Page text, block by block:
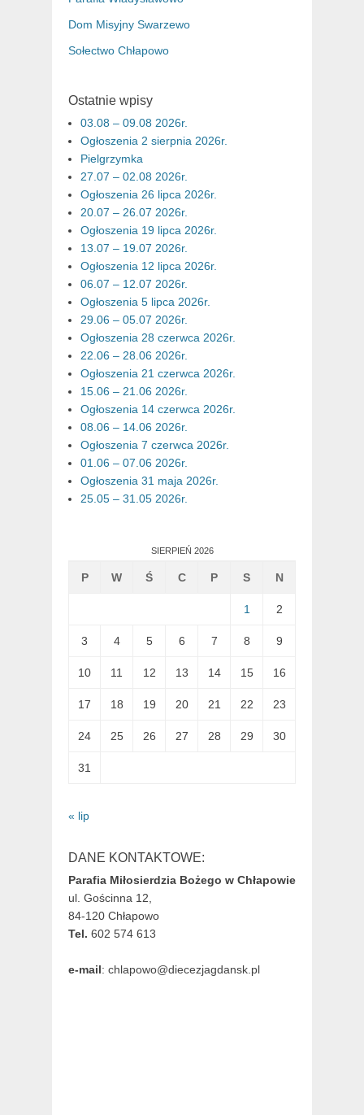
Dom Misyjny Swarzewo
Sołectwo Chłapowo
Ostatnie wpisy
03.08 – 09.08 2026r.
Ogłoszenia 2 sierpnia 2026r.
Pielgrzymka
27.07 – 02.08 2026r.
Ogłoszenia 26 lipca 2026r.
20.07 – 26.07 2026r.
Ogłoszenia 19 lipca 2026r.
13.07 – 19.07 2026r.
Ogłoszenia 12 lipca 2026r.
06.07 – 12.07 2026r.
Ogłoszenia 5 lipca 2026r.
29.06 – 05.07 2026r.
Ogłoszenia 28 czerwca 2026r.
22.06 – 28.06 2026r.
Ogłoszenia 21 czerwca 2026r.
15.06 – 21.06 2026r.
Ogłoszenia 14 czerwca 2026r.
08.06 – 14.06 2026r.
Ogłoszenia 7 czerwca 2026r.
01.06 – 07.06 2026r.
Ogłoszenia 31 maja 2026r.
25.05 – 31.05 2026r.
SIERPIEŃ 2026
P W Ś C P S N
1 2
3 4 5 6 7 8 9
10 11 12 13 14 15 16
17 18 19 20 21 22 23
24 25 26 27 28 29 30
31
« lip
DANE KONTAKTOWE:
Parafia Miłosierdzia Bożego w Chłapowie
ul. Gościnna 12,
84-120 Chłapowo
Tel. 602 574 613
e-mail: chlapowo@diecezjagdansk.pl